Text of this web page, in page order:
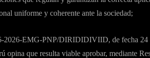
uniforme y coherente ante la sociedad;
2026-EMG-PNP/DIRIDIDIVIID, de fecha 24
opina que resulta viable aprobar, mediante